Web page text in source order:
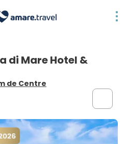
di Mare Hotel &
de Centre